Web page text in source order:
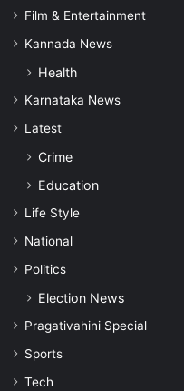
Film & Entertainment
Kannada News
Health
Karnataka News
Latest
Crime
Education
Life Style
National
Politics
Election News
Pragativahini Special
Sports
Tech